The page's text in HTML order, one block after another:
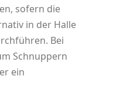
sofern die
in der Halle
Bei
Schnuppern
ein